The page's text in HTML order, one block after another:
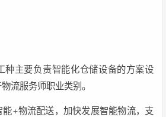
种主要负责‌智能化仓储设备的方案设
流服务师职业类别‌。
+物流配送，加快发展智能物流，支